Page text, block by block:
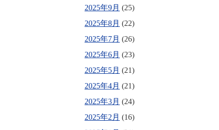
2025年9月 (25)
2025年8月 (22)
2025年7月 (26)
2025年6月 (23)
2025年5月 (21)
2025年4月 (21)
2025年3月 (24)
2025年2月 (16)